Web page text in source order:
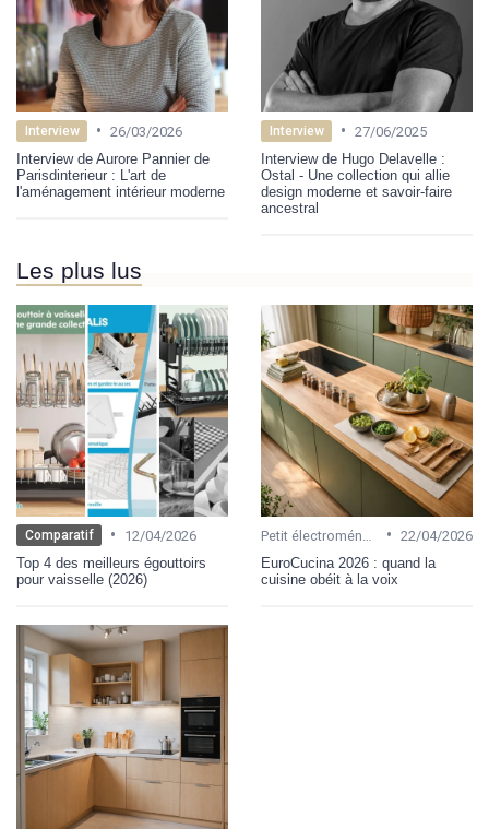
Interview • 26/03/2026
Interview de Aurore Pannier de
Parisdinterieur : L'art de
l'aménagement intérieur moderne
Interview • 27/06/2025
Interview de Hugo Delavelle :
Ostal - Une collection qui allie
design moderne et savoir-faire
ancestral
Les plus lus
Comparatif •
12/04/2026
Top 4 des meilleurs égouttoirs
pour vaisselle (2026)
• 22/04/2026
EuroCucina 2026 : quand la
cuisine obéit à la voix